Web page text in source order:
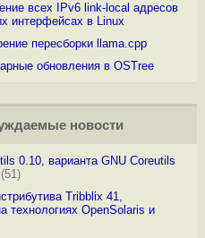
всех IPv6 link-local адресов
интерфейсах в Linux
пересборки llama.cpp
обновления в OSTree
новости
0.10, варианта GNU Coreutils
(51)
Tribblix 41,
технологиях OpenSolaris и